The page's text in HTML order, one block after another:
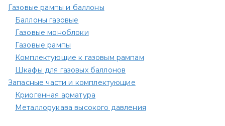
Газовые рампы и баллоны
Баллоны газовые
Газовые моноблоки
Газовые рампы
Комплектующие к газовым рампам​
Шкафы для газовых баллонов
Запасные части и комплектующие
Криогенная арматура
Металлорукава высокого давления